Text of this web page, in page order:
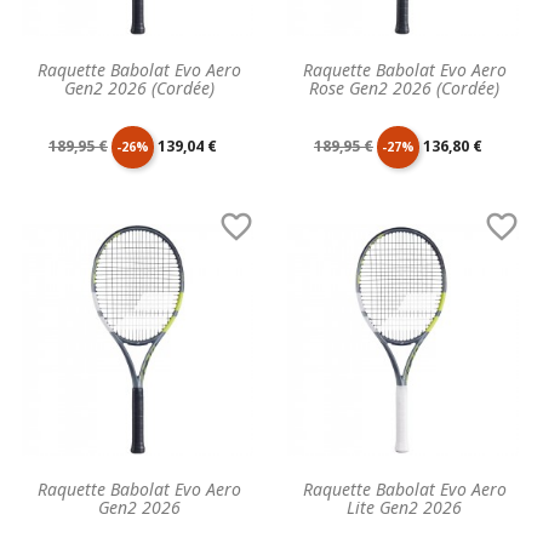
Raquette Babolat Evo Aero
Gen2 2026 (Cordée)
Prix
189,95 € -26% Prix
139,04 €
Raquette Babolat Evo Aero
Rose Gen2 2026 (Cordée)
Prix
189,95 € -27% Prix
136,80 €
Raquette Babolat Evo Aero
Gen2 2026

Raquette Babolat Evo Aero
Lite Gen2 2026
